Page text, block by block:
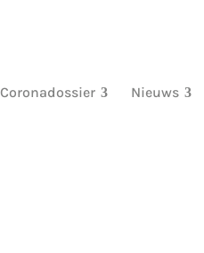
Coronadossier Nieuws